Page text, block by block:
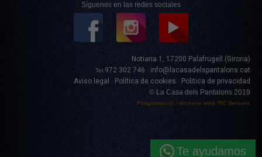
Síguenos en las redes sociales
Notiaria 1, 17200 Palafrugell (Girona)
Tel.972 302 746 ·info@lacasadelspantalons.cat
Aviso legal · Política de cookies · Politica de privacidad
© La Casa dels Pantalons 2019
Programació i disseny web TIC Serveis
Te ayudamos